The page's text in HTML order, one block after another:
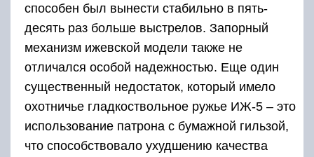
способен был вынести стабильно в пять-
десять раз больше выстрелов. Запорный
механизм ижевской модели также не
отличался особой надежностью. Еще один
существенный недостаток, который имело
охотничье гладкоствольное ружье ИЖ-5 – это
использование патрона с бумажной гильзой,
что способствовало ухудшению качества